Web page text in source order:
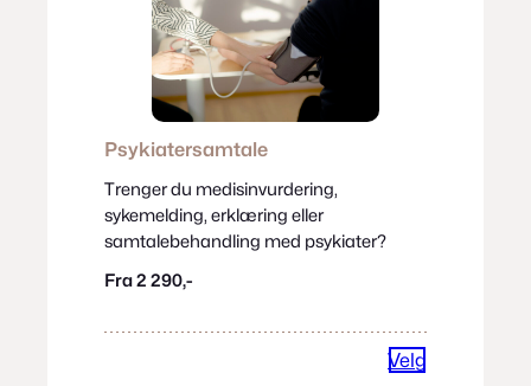
Psykiatersamtale
Trenger du medisinvurdering,
sykemelding, erklæring eller
samtalebehandling med psykiater?
Fra 2 290,-
Velg